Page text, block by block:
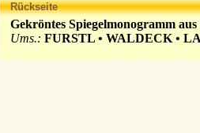
Rückseite
Gekröntes Spiegelmonogramm
Ums.: FURSTL • WALDECK •